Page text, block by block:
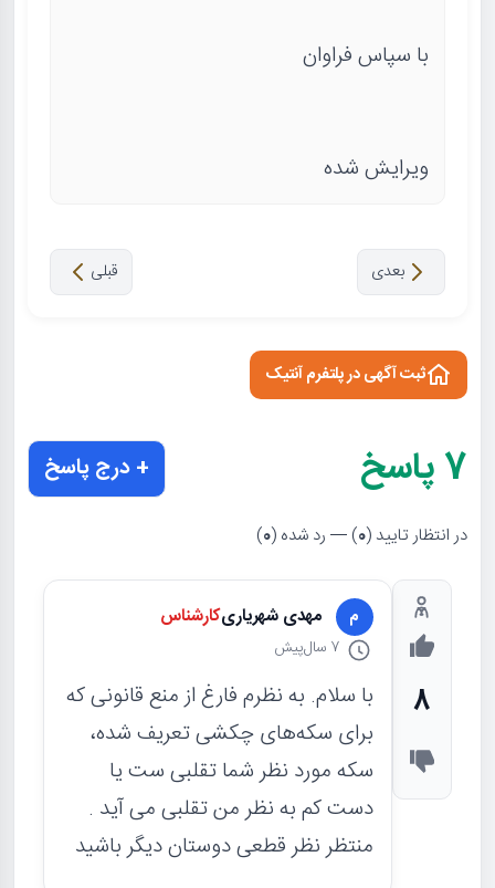
با سپاس فراوان
ویرایش شده
قبلی بعدی
ثبت آگهی در پلتفرم آنتیک
7پاسخ + درج پاسخ
در انتظار تایید (0) — رد شده (0
)
8
م مهدی شهریاریکارشناس
7 سال پیش
با سلام. به نظرم فارغ از منع قانونی که
برای سکه‌های چکشی تعریف شده،
سکه مورد نظر شما تقلبی ست یا
دست کم به نظر من تقلبی می آید .
منتظر نظر قطعی دوستان دیگر باشید